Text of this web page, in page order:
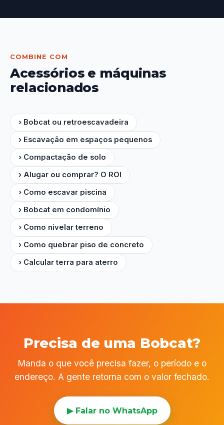
COMBINE COM
Acessórios e máquinas
relacionados
› Bobcat ou retroescavadeira
› Escavação em espaços pequenos
› Compactação de solo
› Alugar ou comprar? O ROI
› Como escavar piscina
› Bobcat em condomínio
› Como nivelar terreno
› Como quebrar piso de concreto
› Calcular terra para aterro
Precisa de uma Bobcat?
Manda o que você precisa fazer, o período e o
endereço. A gente retorna com o valor fechado.
▶ Falar no WhatsApp